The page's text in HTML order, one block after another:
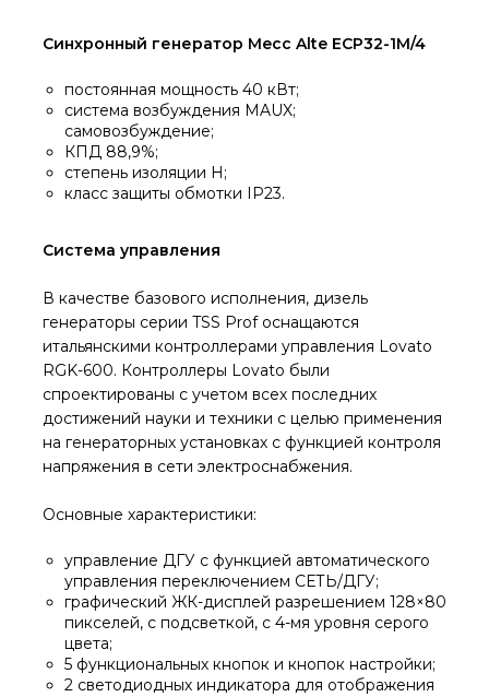
Синхронный генератор Mecc Alte ECP32-1M/4
постоянная мощность 40 кВт;
система возбуждения MAUX;
самовозбуждение;
КПД 88,9%;
степень изоляции H;
класс защиты обмотки IP23.
Система управления
В качестве базового исполнения, дизель
генераторы серии TSS Prof оснащаются
итальянскими контроллерами управления Lovato
RGK-600. Контроллеры Lovato были
спроектированы с учетом всех последних
достижений науки и техники с целью применения
на генераторных установках с функцией контроля
напряжения в сети электроснабжения.
Основные характеристики:
управление ДГУ с функцией автоматического
управления переключением СЕТЬ/ДГУ;
графический ЖК-дисплей разрешением 128×80
пикселей, с подсветкой, с 4-мя уровня серого
цвета;
5 функциональных кнопок и кнопок настройки;
2 светодиодных индикатора для отображения